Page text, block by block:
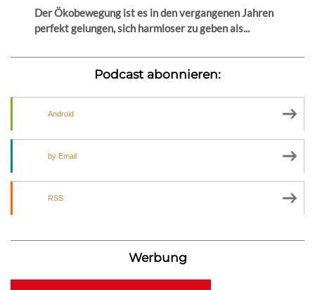
Der Ökobewegung ist es in den vergangenen Jahren
perfekt gelungen, sich harmloser zu geben als...
Podcast abonnieren:
Android
by Email
RSS
Werbung